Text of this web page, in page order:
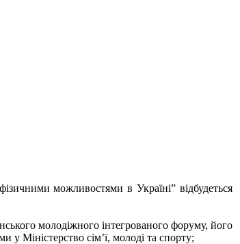
можливостями в Україні” відбудеться
молодіжного інтегрованого форуму, його
у Міністерство сім’ї, молоді та спорту;